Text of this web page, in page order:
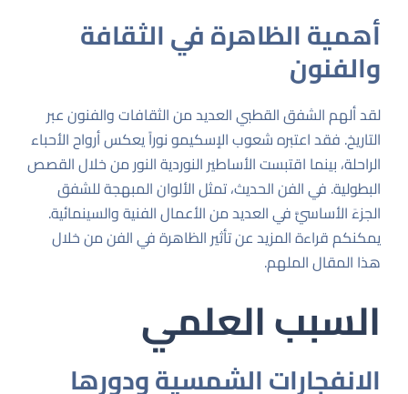
أهمية الظاهرة في الثقافة
والفنون
لقد ألهم الشفق القطبي العديد من الثقافات والفنون عبر
التاريخ. فقد اعتبره شعوب الإسكيمو نوراً يعكس أرواح الأحباء
الراحلة، بينما اقتبست الأساطير النوردية النور من خلال القصص
البطولية. في الفن الحديث، تمثل الألوان المبهجة للشفق
الجزءَ الأساسيَّ في العديد من الأعمال الفنية والسينمائية.
يمكنكم قراءة المزيد عن تأثير الظاهرة في الفن من خلال
هذا المقال الملهم.
السبب العلمي
الانفجارات الشمسية ودورها